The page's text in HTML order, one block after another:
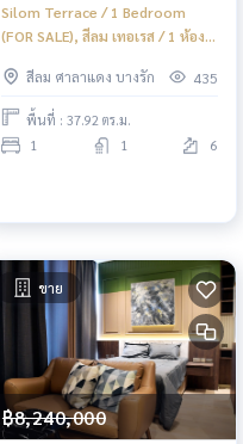
Silom Terrace / 1 Bedroom
(FOR SALE), สีลม เทอเรส / 1 ห้อง
สีลม ศาลาแดง บางรัก
435
พื้นที่ : 37.92 ตร.ม.
1 1 6
ขาย
฿8,240,000